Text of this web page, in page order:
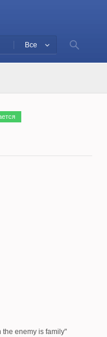
Все
the enemy is family